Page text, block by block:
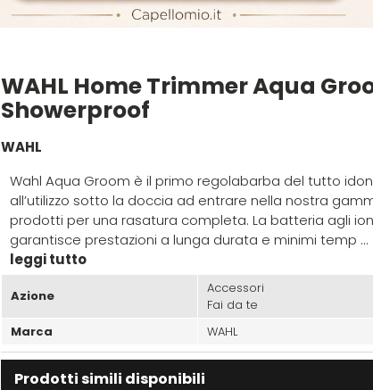
WAHL Home Trimmer Aqua
Showerproof
WAHL
Wahl Aqua Groom è il primo regolabarba del tutto
all’utilizzo sotto la doccia ad entrare nella nostra
prodotti per una rasatura completa. La batteria agli
garantisce prestazioni a lunga durata e minimi temp ...
leggi tutto
Azione
Accessori
Fai da te
Marca
WAHL
Prodotti simili disponibili